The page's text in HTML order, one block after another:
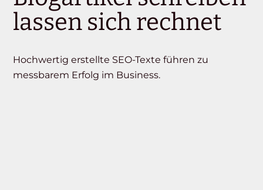
lassen sich rechnet
Hochwertig erstellte SEO-Texte führen zu
messbarem Erfolg im Business.